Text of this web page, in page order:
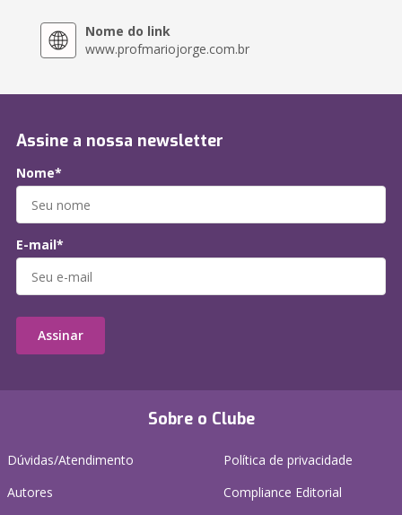
Nome do link
www.profmariojorge.com.br
Sobre o Clube
Dúvidas/Atendimento
Autores
Política de privacidade
Compliance Editorial
Assine a nossa newsletter
Nome*
E-mail*
Assinar